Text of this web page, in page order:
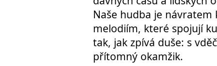
Naše hudba je
melodiím, které spojují
tak, jak zpívá duše: s
přítomný okamžik.